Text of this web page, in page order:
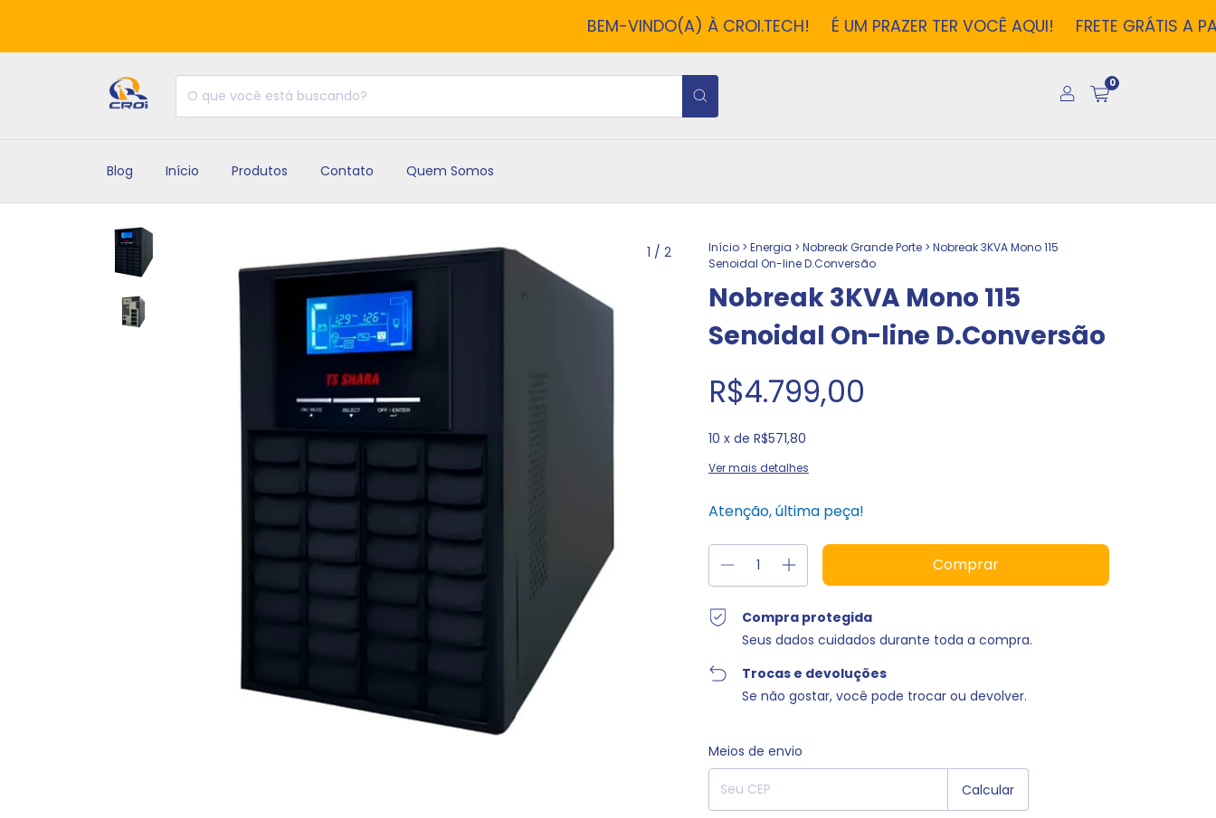
BEM-VINDO(A) À CROI.TECH! É UM PRAZER TER VOCÊ AQUI! FRETE GRÁTIS A
0
Blog Início Produtos Contato Quem Somos
1 / 2 Início > Energia > Nobreak Grande Porte > Nobreak 3KVA Mono 115
Senoidal On-line D.Conversão
Nobreak 3KVA Mono 115
Senoidal On-line D.Conversão
R$4.799,00
10 x de R$571,80
Ver mais detalhes
Atenção, última peça!
Compra protegida
Seus dados cuidados durante toda a compra.
Trocas e devoluções
Se não gostar, você pode trocar ou devolver.
Entregas para o CEP:
Meios de envio
Calcular